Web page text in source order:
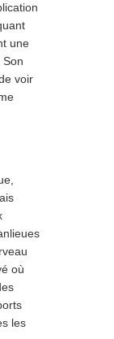
une
voir
où
les